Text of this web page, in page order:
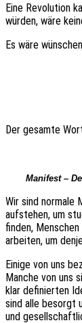
Eine Revo­lu­ti­on
würden, wäre
Es wäre
Der gesam­te
Mani­fest –
Wir sind norma­le
aufste­hen, um
finden,
arbei­ten, um
Einige von uns
Manche von uns
klar defi­nier­ten
sind alle besorgt
und